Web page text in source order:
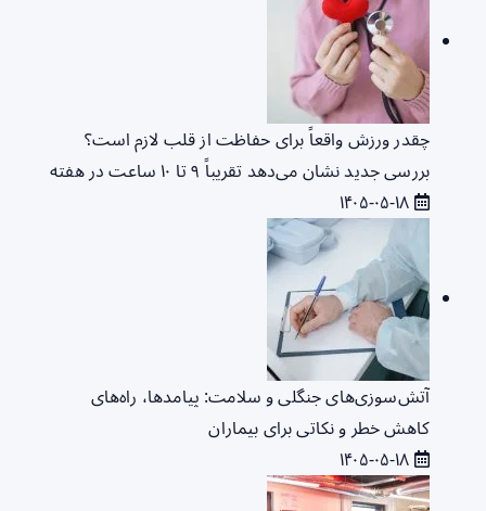
چقدر ورزش واقعاً برای حفاظت از قلب لازم است؟
بررسی جدید نشان می‌دهد تقریباً ۹ تا ۱۰ ساعت در هفته
آتش‌سوزی‌های جنگلی و سلامت: پیامدها، راه‌های
کاهش خطر و نکاتی برای بیماران